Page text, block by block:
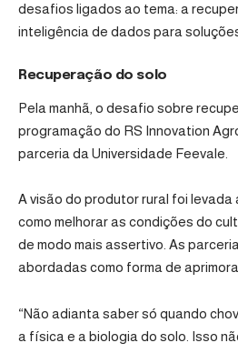
desafios ligados ao tema: a
inteligência de dados para
Recuperação do solo
Pela manhã, o desafio sobre
programação do RS Innovation
parceria da Universidade Feevale.
A visão do produtor rural foi levada
como melhorar as condições do
de modo mais assertivo. As
abordadas como forma de
“Não adianta saber só quando
a física e a biologia do solo. Isso